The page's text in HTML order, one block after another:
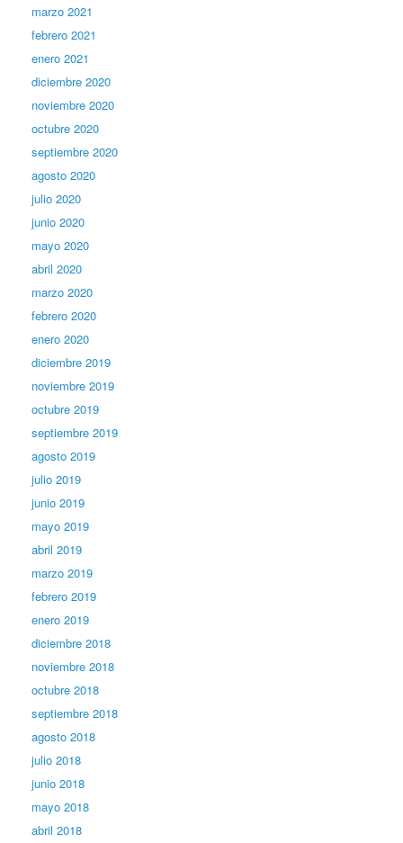
marzo 2021
febrero 2021
enero 2021
diciembre 2020
noviembre 2020
octubre 2020
septiembre 2020
agosto 2020
julio 2020
junio 2020
mayo 2020
abril 2020
marzo 2020
febrero 2020
enero 2020
diciembre 2019
noviembre 2019
octubre 2019
septiembre 2019
agosto 2019
julio 2019
junio 2019
mayo 2019
abril 2019
marzo 2019
febrero 2019
enero 2019
diciembre 2018
noviembre 2018
octubre 2018
septiembre 2018
agosto 2018
julio 2018
junio 2018
mayo 2018
abril 2018